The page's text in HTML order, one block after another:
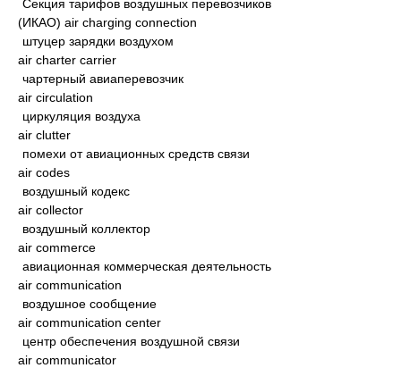
Секция тарифов воздушных перевозчиков
(ИКАО) air charging connection
штуцер зарядки воздухом
air charter carrier
чартерный авиаперевозчик
air circulation
циркуляция воздуха
air clutter
помехи от авиационных средств связи
air codes
воздушный кодекс
air collector
воздушный коллектор
air commerce
авиационная коммерческая деятельность
air communication
воздушное сообщение
air communication center
центр обеспечения воздушной связи
air communicator